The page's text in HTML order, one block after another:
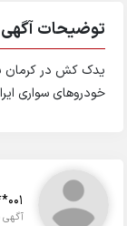
توضیحات آگهی
یدک کش در کرمان
خودروهای سواری
آگهی